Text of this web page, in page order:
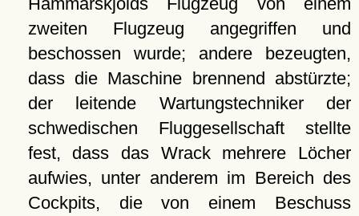
zweiten Flugzeug angegriffen und
beschossen wurde; andere bezeugten,
dass die Maschine brennend abstürzte;
der leitende Wartungstechniker der
schwedischen Fluggesellschaft stellte
fest, dass das Wrack mehrere Löcher
aufwies, unter anderem im Bereich des
Cockpits, die von einem Beschuss